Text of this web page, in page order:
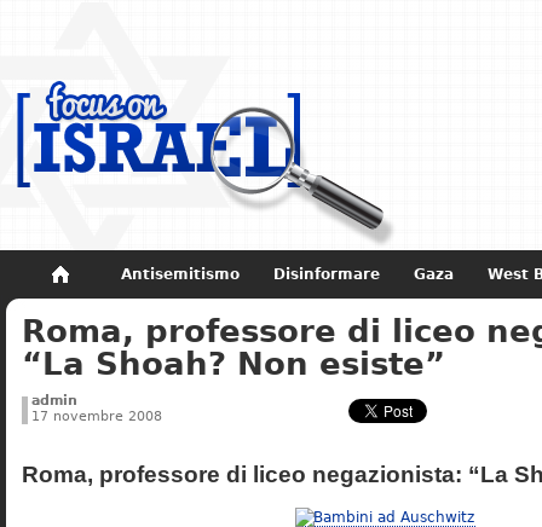
Antisemitismo Disinformare Gaza West
Non dimenticare Storia di Israele
Roma, professore di liceo
“La Shoah? Non esiste”
admin
17 novembre 2008
Roma, professore di liceo negazionista: “La